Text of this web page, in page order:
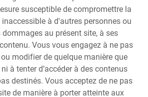
susceptible de compromettre la
inaccessible à d'autres personnes ou
dommages au présent site, à ses
Vous vous engagez à ne pas
modifier de quelque manière que
à tenter d’accéder à des contenus
destinés. Vous acceptez de ne pas
de manière à porter atteinte aux